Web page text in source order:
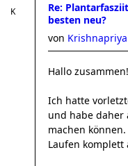
Re:
besten neu?
von Krishnapriya
Hallo zusammen!
Ich hatte
und habe daher
machen
Laufen komplett